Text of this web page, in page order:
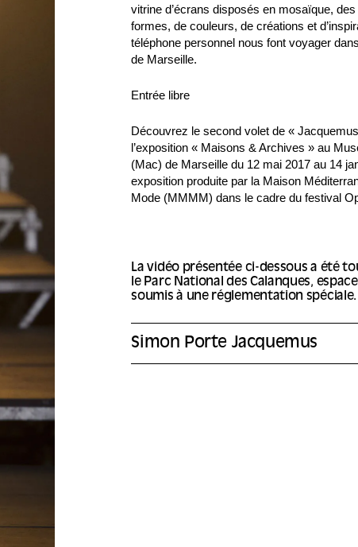
vitrine d’écrans disposés en mosaïque,
formes, de couleurs, de créations et
téléphone personnel nous font voyager
de Marseille.
Entrée libre
Découvrez le second volet de «
l’exposition « Maisons & Archives » au
(Mac) de Marseille du 12 mai 2017 au 14
exposition produite par la Maison
Mode (MMMM) dans le cadre du festival
La vidéo présentée ci-dessous a été
le Parc National des Calanques,
soumis à une réglementation spéciale.
Simon Porte Jacquemus